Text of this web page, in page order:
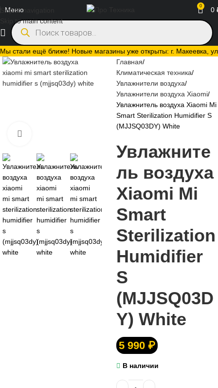
Skip to navigation
Skip to main content
Мы стали ещё ближе! Новые магазины уже открыты: г. Макеевка,
Меню 0 0
Главная
Климатическая техника
Увлажнители воздуха
Увлажнители воздуха Xiaomi
Увлажнитель воздуха Xiaomi Mi
Smart Sterilization Humidifier S
(MJJSQ03DY) White
Увлажните
ль воздуха
Xiaomi Mi
Smart
Sterilization
Humidifier
S
(MJJSQ03D
Y) White
5 990 ₽
В наличии